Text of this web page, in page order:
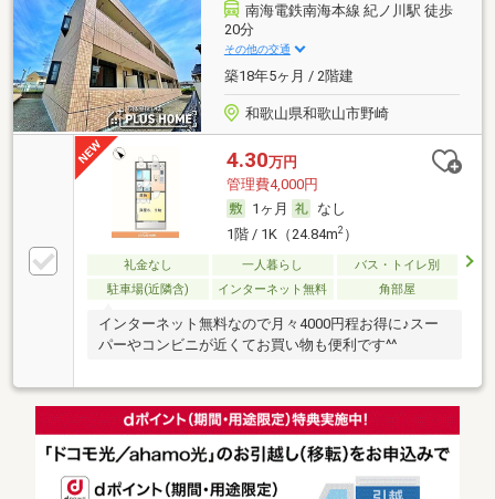
南海電鉄南海本線 紀ノ川駅 徒歩
20分
その他の交通
築18年5ヶ月 / 2階建
和歌山県和歌山市野崎
4.30万円
管理費4,000円
1ヶ月
なし
1階 / 1K（24.84m2）
礼金なし 一人暮らし
バス・トイレ別
駐車場(近隣含)
インターネット無料 角部屋
インターネット無料なので月々4000円程お得に♪スー
パーやコンビニが近くてお買い物も便利です^^